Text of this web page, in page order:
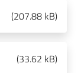
(207.88 kB)
(33.62 kB)